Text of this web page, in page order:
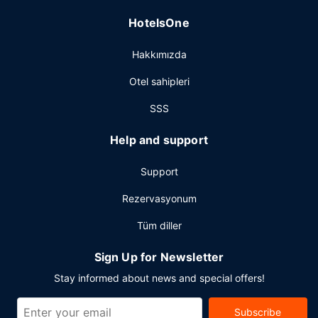
HotelsOne
Hakkımızda
Otel sahipleri
SSS
Help and support
Support
Rezervasyonum
Tüm diller
Sign Up for Newsletter
Stay informed about news and special offers!
Subscribe